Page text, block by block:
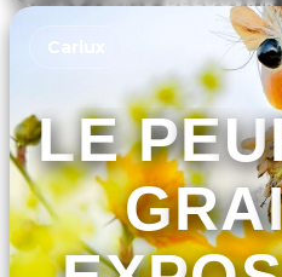
Carlux
LE